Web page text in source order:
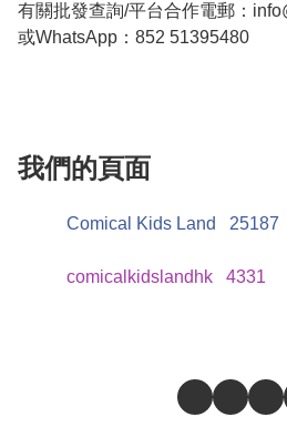
有關批發查詢/平台合作電郵：
或WhatsApp：852 51395480
我們的頁面
Comical Kids Land 25187
comicalkidslandhk 4331